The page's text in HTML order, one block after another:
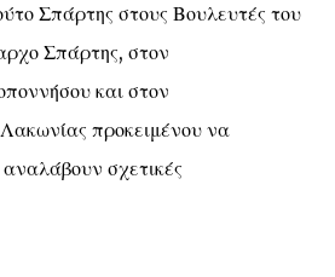
Σπάρτης στους Βουλευτές του
Σπάρτης, στον
και στον
προκειμένου να
σχετικές